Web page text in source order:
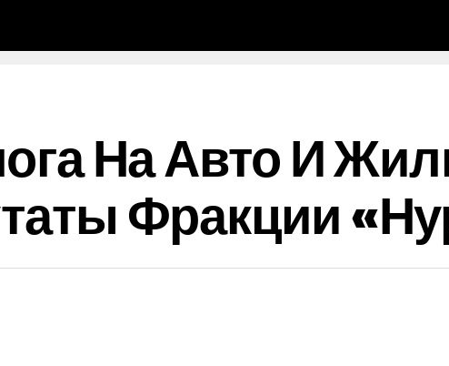
На Авто И
Фракции